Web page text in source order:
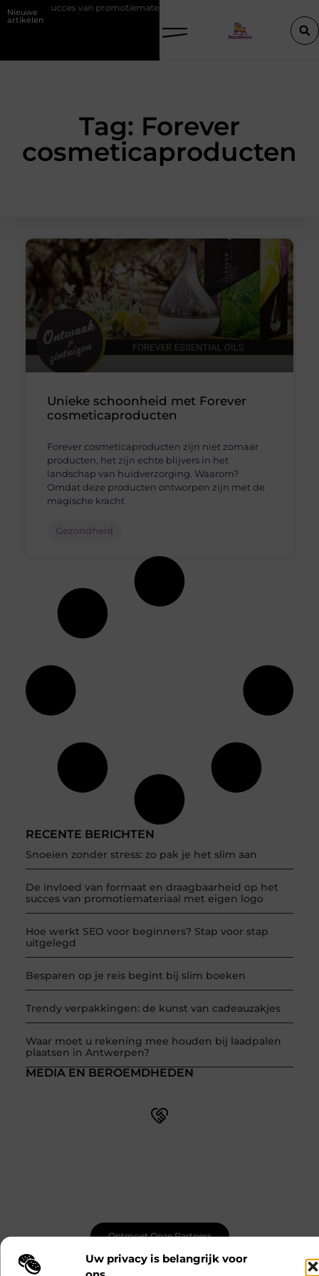
Uw privacy is belangrijk voor
Nieuwe
artikelen
het succes van promotiemateriaal met eigen logo
Tag: Forever
cosmeticaproducten
RECENTE BERICHTEN
Snoeien zonder stress: zo pak je het slim aan
De invloed van formaat en draagbaarheid op het
succes van promotiemateriaal met eigen logo
Hoe werkt SEO voor beginners? Stap voor stap
uitgelegd
Besparen op je reis begint bij slim boeken
Trendy verpakkingen: de kunst van cadeauzakjes
Waar moet u rekening mee houden bij laadpalen
plaatsen in Antwerpen?
MEDIA EN BEROEMDHEDEN
Ontmoet Onze Partners
Unieke schoonheid met Forever
cosmeticaproducten
Forever cosmeticaproducten zijn niet zomaar
producten, het zijn echte blijvers in het
landschap van huidverzorging. Waarom?
Omdat deze producten ontworpen zijn met de
magische kracht
Gezondheid